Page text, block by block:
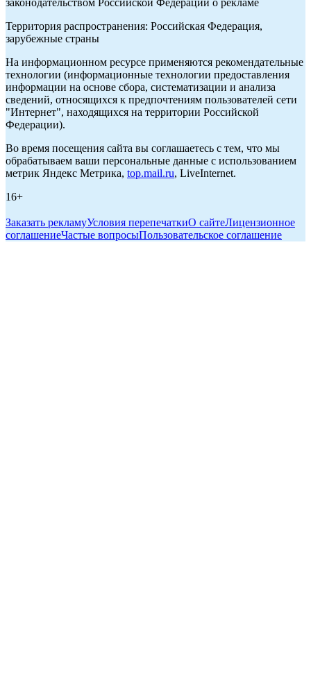
законодательством Российской Федерации о рекламе
Территория распространения: Российская Федерация,
зарубежные страны
На информационном ресурсе применяются рекомендательные
технологии (информационные технологии предоставления
информации на основе сбора, систематизации и анализа
сведений, относящихся к предпочтениям пользователей сети
"Интернет", находящихся на территории Российской
Федерации).
Во время посещения сайта вы соглашаетесь с тем, что мы
обрабатываем ваши персональные данные с использованием
метрик Яндекс Метрика, top.mail.ru, LiveInternet.
16+
Заказать рекламуУсловия перепечаткиО сайтеЛицензионное
соглашениеЧастые вопросыПользовательское соглашение